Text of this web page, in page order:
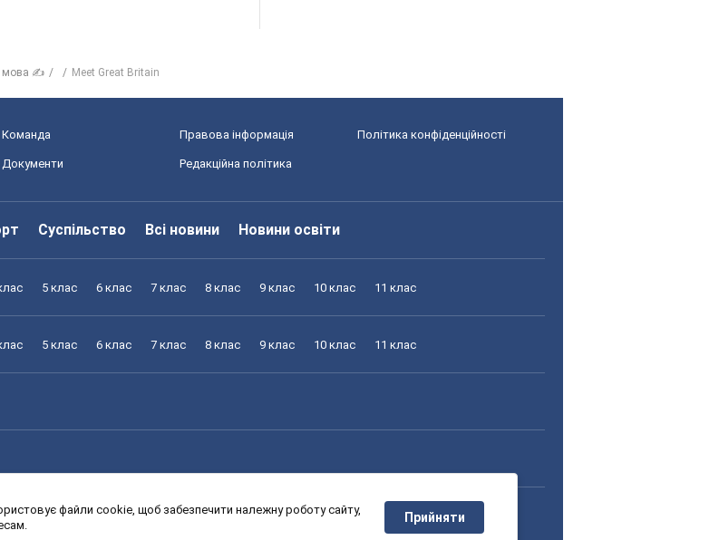
мова ✍ Meet Great Britain
Команда Правова інформація Політика конфіденційності
Документи Редакційна політика
Суспільство Всі новини Новини освіти
5 клас 6 клас 7 клас 8 клас 9 клас 10 клас 11 клас
5 клас 6 клас 7 клас 8 клас 9 клас 10 клас 11 клас
5 клас 6 клас 7 клас 8 клас 9 клас 10 клас 11 клас
файли cookie, щоб забезпечити належну роботу сайту,
Прийняти